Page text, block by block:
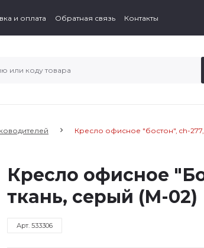
и оплата Обратная связь Контакты
Кресло офисное "бостон", ch-
Кресло офисное
ткань, серый (M-02)
Арт. 533306